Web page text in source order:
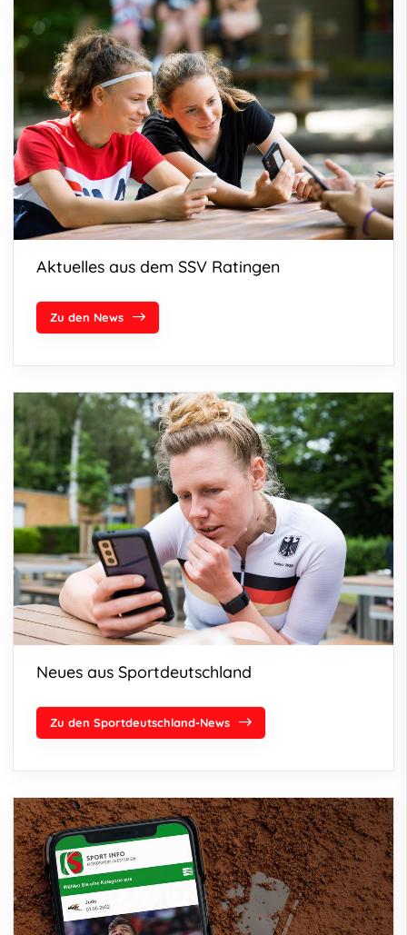
Aktuelles aus dem SSV Ratingen
Zu den News
Neues aus Sportdeutschland
Zu den Sportdeutschland-News